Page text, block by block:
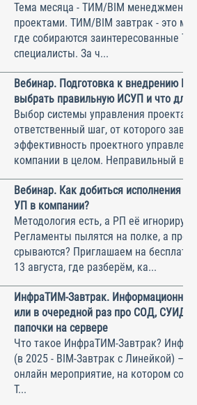
Тема месяца - ТИМ/BIM менеджмент и
проектами. ТИМ/BIM завтрак - это
где собираются заинтересованные
специалисты. За ч...
Вебинар. Подготовка к внедрению
выбрать правильную ИСУП и что для
Выбор системы управления
ответственный шаг, от которого
эффективность проектного
компании в целом. Неправильный
Вебинар. Как добиться исполнения
УП в компании?
Методология есть, а РП её
Регламенты пылятся на полке, а
срываются? Приглашаем на
13 августа, где разберём, ка...
ИнфраТИМ-Завтрак.
или в очередной раз про СОД, СУИД и
папочки на сервере
Что такое ИнфраТИМ-Завтрак?
(в 2025 - BIM-Завтрак с Линейкой) –
онлайн мероприятие, на котором
Т...